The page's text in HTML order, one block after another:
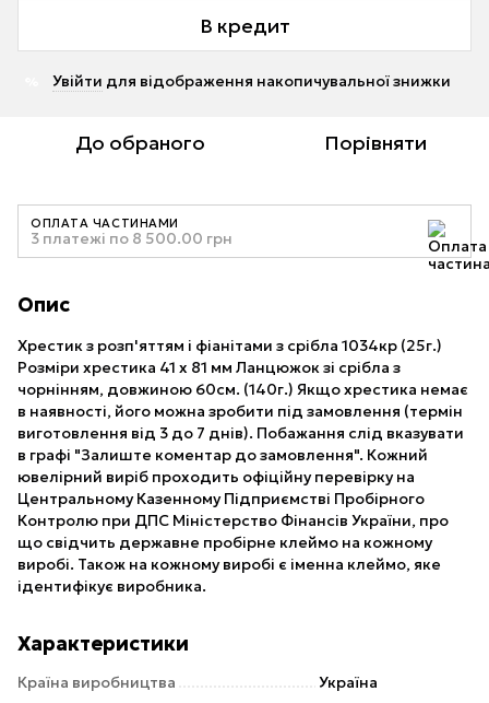
В кредит
Увійти для відображення накопичувальної знижки
До обраного Порівняти
ОПЛАТА ЧАСТИНАМИ
3 платежі по 8 500.00 грн
Опис
Хрестик з розп'яттям і фіанітами з срібла 1034кр (25г.)
Розміри хрестика 41 х 81 мм Ланцюжок зі срібла з
чорнінням, довжиною 60см. (140г.) Якщо хрестика немає
в наявності, його можна зробити під замовлення (термін
виготовлення від 3 до 7 днів). Побажання слід вказувати
в графі "Залиште коментар до замовлення". Кожний
ювелірний виріб проходить офіційну перевірку на
Центральному Казенному Підприємстві Пробірного
Контролю при ДПС Міністерство Фінансів України, про
що свідчить державне пробірне клеймо на кожному
виробі. Також на кожному виробі є іменна клеймо, яке
ідентифікує виробника.
Характеристики
Країна виробництва Україна